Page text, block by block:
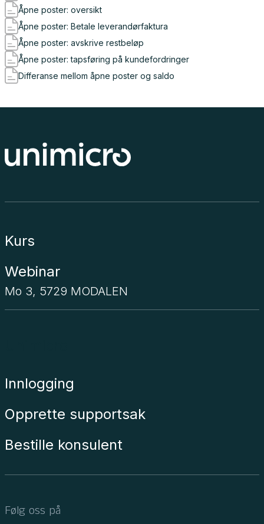
Åpne poster: oversikt
Åpne poster: Betale leverandørfaktura
Åpne poster: avskrive restbeløp
Åpne poster: tapsføring på kundefordringer
Differanse mellom åpne poster og saldo
Kurs
Webinar
Mo 3, 5729 MODALEN
Innlogging
Opprette supportsak
Bestille konsulent
Følg oss på